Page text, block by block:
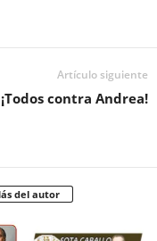
Artículo siguiente
¡Todos contra Andrea!
del autor